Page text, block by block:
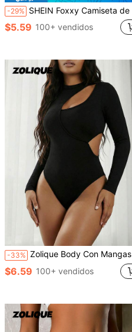
-29% SHEIN Foxxy Camiseta de manga corta a rayas azules & blancas para mujer, ajuste ceñido, cómoda, jersey de fan para la Copa del Mundo 2026 de Argentina
$5.59 100+ vendidos
-33% Zolique Body Con Mangas Largas Y Huecos En Un Solo Color
$6.59 100+ vendidos